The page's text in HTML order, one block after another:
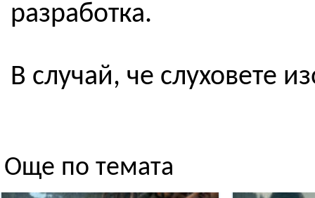
разработка.
В случай, че слуховете
Още по темата